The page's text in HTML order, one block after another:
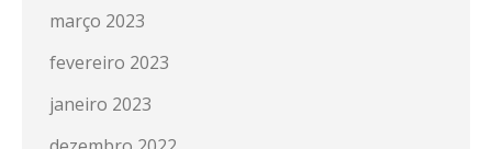
março 2023
fevereiro 2023
janeiro 2023